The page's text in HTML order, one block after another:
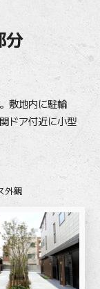
分
敷地内に駐輪
ドア付近に小型
外観